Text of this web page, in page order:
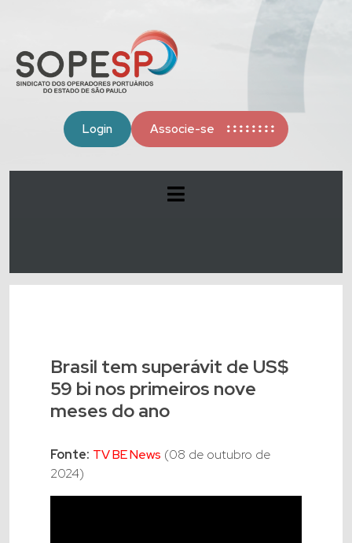
Login Associe-se
Brasil tem superávit de US$
59 bi nos primeiros nove
meses do ano
Fonte: TV BE News (08 de outubro de
2024)